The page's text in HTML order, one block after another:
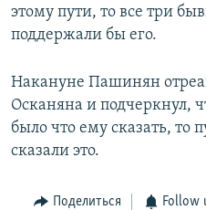
этому пути, то все три
поддержали бы его.
Накануне Пашинян
Осканяна и подчеркнул,
было что ему сказать, то
сказали это.
Поделиться Follow